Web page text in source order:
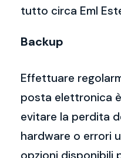
tutto circa Eml
Backup
Effettuare
posta elettronica
evitare la perdita
hardware o errori